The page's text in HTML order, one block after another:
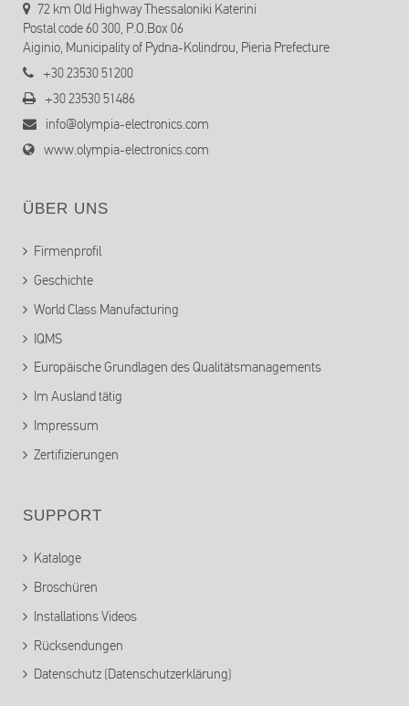
72 km Old Highway Thessaloniki Katerini
Postal code 60 300, P.O.Box 06
Aiginio, Municipality of Pydna-Kolindrou, Pieria Prefecture
+30 23530 51200
+30 23530 51486
info@olympia-electronics.com
www.olympia-electronics.com
ÜBER UNS
Firmenprofil
Geschichte
World Class Manufacturing
IQMS
Europäische Grundlagen des Qualitätsmanagements
Im Ausland tätig
Impressum
Zertifizierungen
SUPPORT
Kataloge
Broschüren
Installations Videos
Rücksendungen
Datenschutz (Datenschutzerklärung)